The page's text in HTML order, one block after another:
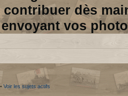
contribuer dès
vos
• Voir les sujets actifs